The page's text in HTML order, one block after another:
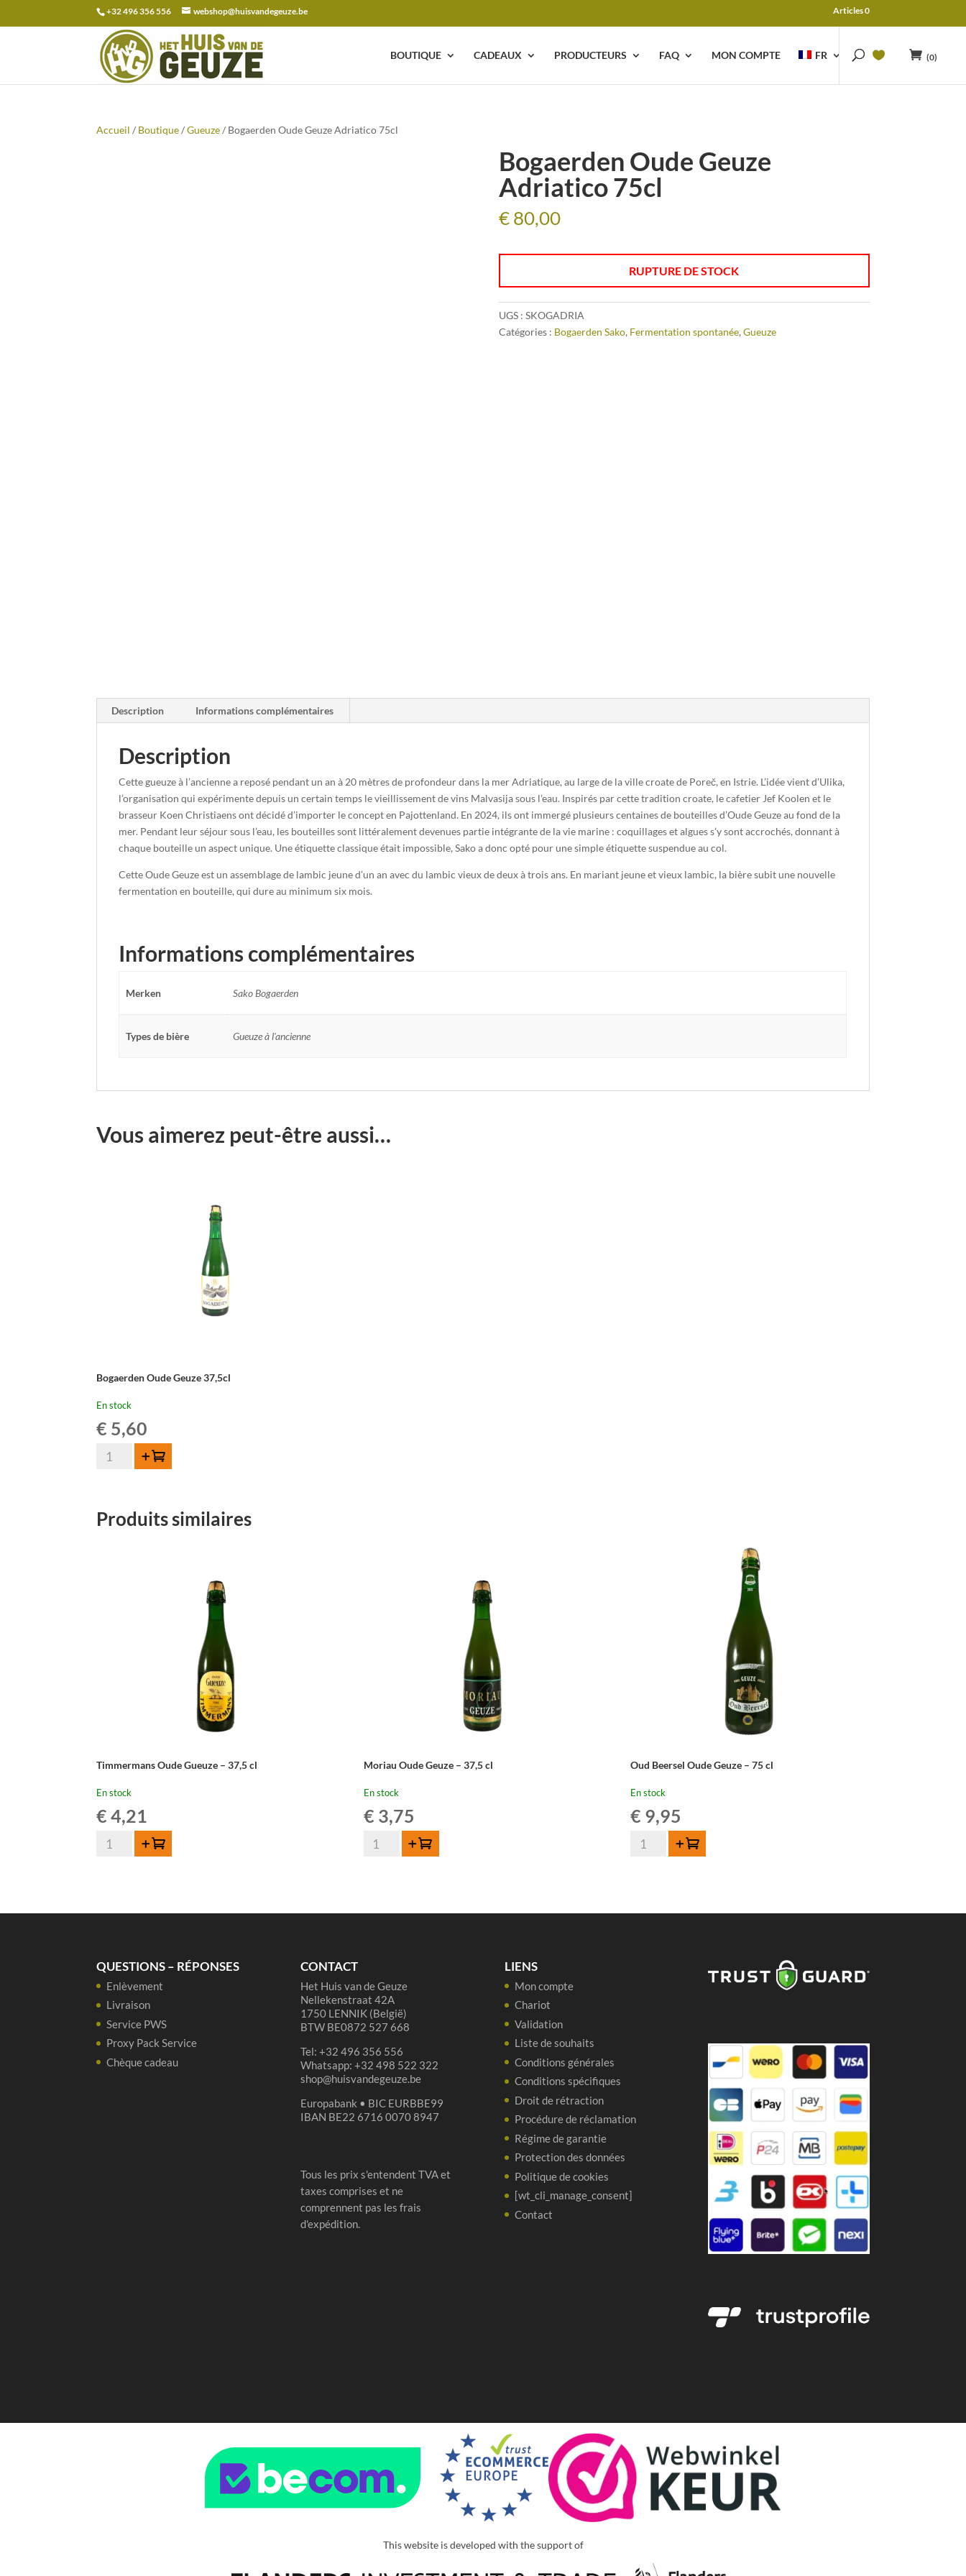
+32 496 356 556 webshop@huisvandegeuze.be Articles 0
BOUTIQUE CADEAUX PRODUCTEURS FAQ MON COMPTE FR (0)
Recherche
pour :
Accueil / Boutique/Gueuze/ Bogaerden Oude Geuze Adriatico 75cl
Bogaerden Oude Geuze
Adriatico 75cl
€80,00
RUPTURE DE STOCK
UGS : SKOGADRIA
Catégories : Bogaerden Sako, Fermentation spontanée, Gueuze
Description Informations complémentaires
Description
Cette gueuze à l’ancienne a reposé pendant un an à 20 mètres de profondeur dans la mer Adriatique, au large de la ville croate de Poreč, en Istrie. L’idée vient d’Ulika,
l’organisation qui expérimente depuis un certain temps le vieillissement de vins Malvasija sous l’eau. Inspirés par cette tradition croate, le cafetier Jef Koolen et le
brasseur Koen Christiaens ont décidé d’importer le concept en Pajottenland. En 2024, ils ont immergé plusieurs centaines de bouteilles d’Oude Geuze au fond de la
mer. Pendant leur séjour sous l’eau, les bouteilles sont littéralement devenues partie intégrante de la vie marine : coquillages et algues s’y sont accrochés, donnant à
chaque bouteille un aspect unique. Une étiquette classique était impossible, Sako a donc opté pour une simple étiquette suspendue au col.
Cette Oude Geuze est un assemblage de lambic jeune d’un an avec du lambic vieux de deux à trois ans. En mariant jeune et vieux lambic, la bière subit une nouvelle
fermentation en bouteille, qui dure au minimum six mois.
Informations complémentaires
Merken Sako Bogaerden
Types de bière Gueuze à l'ancienne
Vous aimerez peut-être aussi…
Bogaerden Oude Geuze 37,5cl
En stock
€ 5,60
quantité
Geuze
Ajouter au panier
Produits similaires
Timmermans Oude Gueuze – 37,5 cl
En stock
€ 4,21
quantité
Ajouter au panier
Moriau Oude Geuze – 37,5 cl
En stock
€ 3,75
quantité
Ajouter au panier
Oud Beersel Oude Geuze – 75 cl
En stock
€ 9,95
quantité
Ajouter au panier
QUESTIONS – RÉPONSES
Enlèvement
Livraison
Service PWS
Proxy Pack Service
Chèque cadeau
CONTACT
Het Huis van de Geuze
Nellekenstraat 42A
1750 LENNIK (België)
BTW BE0872 527 668
Tel: +32 496 356 556
Whatsapp: +32 498 522 322
shop@huisvandegeuze.be
Europabank • BIC EURBBE99
IBAN BE22 6716 0070 8947
Tous les prix s'entendent TVA et
taxes comprises et ne
comprennent pas les frais
d'expédition.
LIENS
Mon compte
Chariot
Validation
Liste de souhaits
Conditions générales
Conditions spécifiques
Droit de rétraction
Procédure de réclamation
Régime de garantie
Protection des données
Politique de cookies
[wt_cli_manage_consent]
Contact
This website is developed with the support of